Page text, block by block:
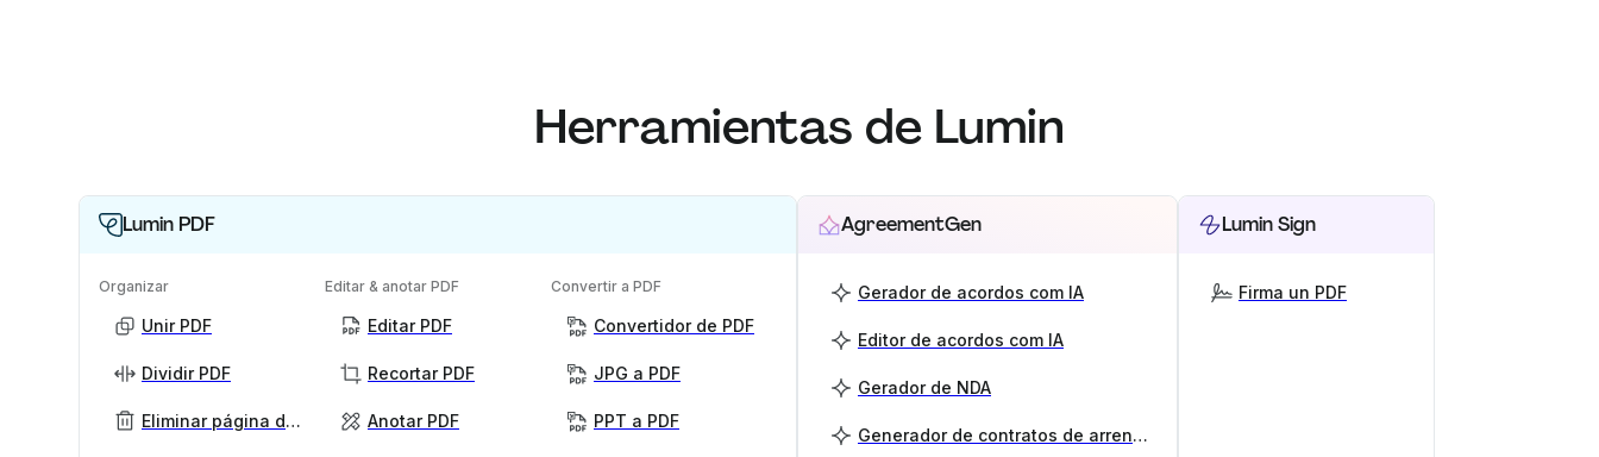
Herramientas de Lumin
Lumin PDF
Organizar
Unir PDF
Dividir PDF
Eliminar página de PDF
Editar & anotar PDF
Editar PDF
Recortar PDF
Anotar PDF
Convertir a PDF
Convertidor de PDF
JPG a PDF
PPT a PDF
AgreementGen
Gerador de acordos com IA
Editor de acordos com IA
Gerador de NDA
Generador de contratos de arrendamiento
Lumin Sign
Firma un PDF